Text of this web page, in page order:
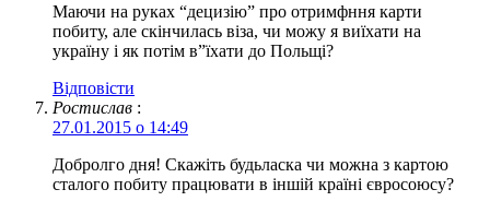
Маючи на руках “децизію” про отримфння карти
побиту, але скінчилась віза, чи можу я виїхати на
україну і як потім в”їхати до Польщі?
Відповіcти
Ростислав :
27.01.2015 о 14:49
Добролго дня! Скажіть будьласка чи можна з картою
сталого побиту працювати в іншій країні євросоюсу?